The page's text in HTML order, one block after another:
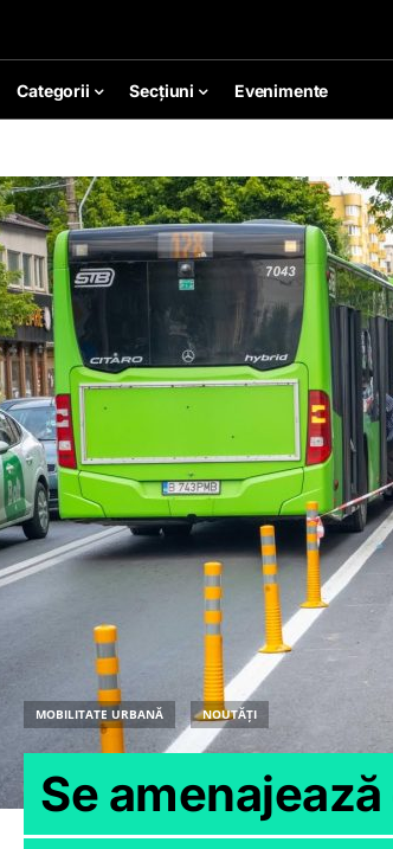
Categorii Secțiuni Evenimente
MOBILITATE URBANĂ NOUTĂȚI
Se